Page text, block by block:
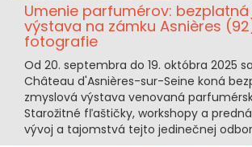
Umenie parfumérov:
výstava na zámku Asnières
fotografie
Od 20. septembra do 19. októbra 2025
Château d'Asnières-sur-Seine koná
zmyslová výstava venovaná
Starožitné fľaštičky, workshopy a
vývoj a tajomstvá tejto jedinečnej